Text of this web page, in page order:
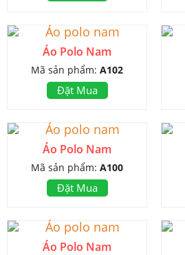
Áo Polo Nam
Mã sản phẩm: A102
Đặt Mua
Áo Polo Nam
Mã sản phẩm: A100
Đặt Mua
Áo Polo Nam